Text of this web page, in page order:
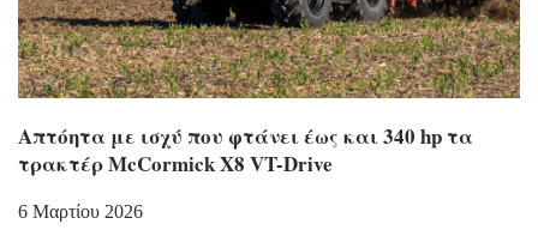
Απτόητα με ισχύ που φτάνει έως και 340 hp τα
τρακτέρ McCormick X8 VT-Drive
6 Μαρτίου 2026